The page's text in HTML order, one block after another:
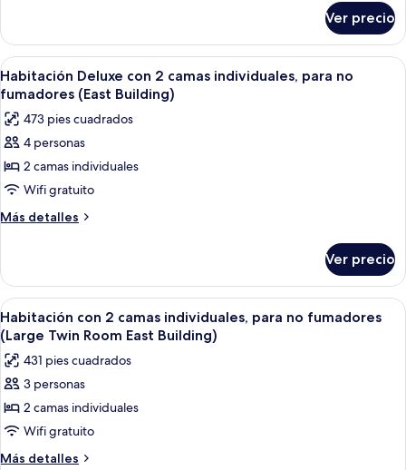
(Connecting
East
Building)
para
no
fumadores
(Connecting
Building)
Ver precio
Abrir
todas
las
fotos
de
Habitación
Deluxe
con
individuales,
para
no
fumadores
(East
Building)
Habitación de hotel con dos camas,
5
Habitación Deluxe con 2 camas individuales, para no
fumadores (East Building)
473 pies cuadrados
4 personas
2 camas individuales
Wifi gratuito
Más detalles
Más
Deluxe
con
2
camas
individuales,
para
no
fumadores
(East
Building)
Ver precio
Abrir
todas
las
fotos
de
Habitación
con
2
Habitación de hotel con dos camas,
6
Habitación con 2 camas individuales, para no fumadores
(Large Twin Room East Building)
431 pies cuadrados
3 personas
2 camas individuales
Wifi gratuito
Más detalles
Más